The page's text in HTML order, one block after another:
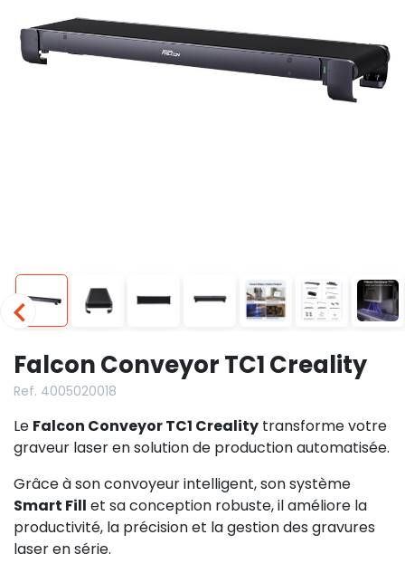
Falcon Conveyor TC1 Creality
Ref. 4005020018
Le Falcon Conveyor TC1 Creality transforme votre
graveur laser en solution de production automatisée.
Grâce à son convoyeur intelligent, son système
Smart Fill et sa conception robuste, il améliore la
productivité, la précision et la gestion des gravures
laser en série.